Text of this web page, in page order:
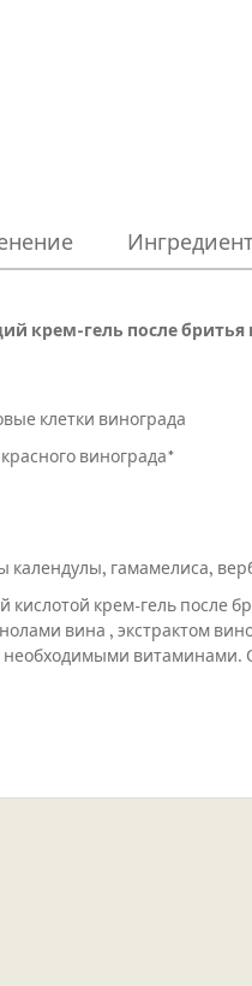
крем-гель после бритья
клетки винограда
винограда*
календулы, гамамелиса,
крем-гель после
вина , экстрактом
витаминами.